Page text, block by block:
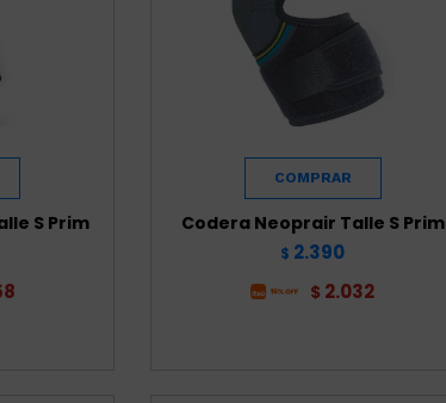
S Prim Codera Neoprair Talle S Prim
$ 2.390
$ 2.032